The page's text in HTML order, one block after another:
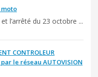
l’arrêté du 23 octobre ...
CONTROLEUR
le réseau AUTOVISION